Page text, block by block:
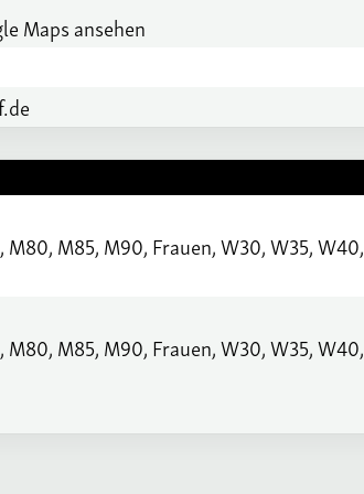
Maps ansehen
M85, M90, Frauen, W30, W35, W40,
M85, M90, Frauen, W30, W35, W40,